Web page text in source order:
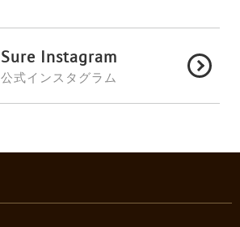
Sure Instagram
公式インスタグラム